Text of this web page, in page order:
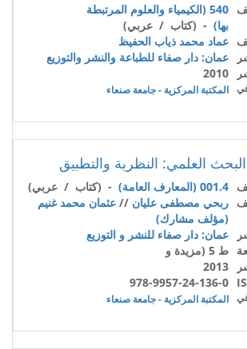
540 (الكيمياء والعلوم المرتبطة
بها) - (كتاب / عربي)
عماد محمد ذياب الحفيظ
عمان: دار صفاء للطباعة والنشر والتوزيع
2010
المكتبة المركزية - جامعة صنعاء
العلمي: النظرية والتطبيق
001.4 (المعارف العامة)
- (كتاب / عربي)
ربحي مصطفى عليان // عثمان محمد غنيم
(مؤلف مشارك)
عمان: دار صفاء للنشر و التوزيع
ط 5 (مزيدة و
2013
978-9957-24-136-0
المكتبة المركزية - جامعة صنعاء